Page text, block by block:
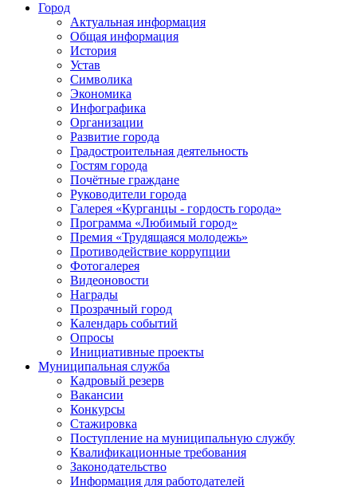
Город
Актуальная информация
Общая информация
История
Устав
Символика
Экономика
Инфографика
Организации
Развитие города
Градостроительная деятельность
Гостям города
Почётные граждане
Руководители города
Галерея «Курганцы - гордость города»
Программа «Любимый город»
Премия «Трудящаяся молодежь»
Противодействие коррупции
Фотогалерея
Видеоновости
Награды
Прозрачный город
Календарь событий
Опросы
Инициативные проекты
Муниципальная служба
Кадровый резерв
Вакансии
Конкурсы
Стажировка
Поступление на муниципальную службу
Квалификационные требования
Законодательство
Информация для работодателей